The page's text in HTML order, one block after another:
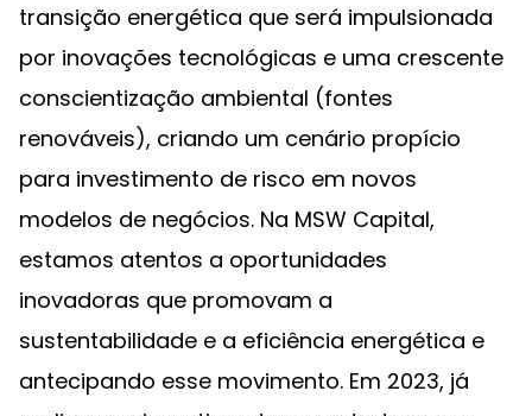
transição energética que será impulsionada
por inovações tecnológicas e uma crescente
conscientização ambiental (fontes
renováveis), criando um cenário propício
para investimento de risco em novos
modelos de negócios. Na MSW Capital,
estamos atentos a oportunidades
inovadoras que promovam a
sustentabilidade e a eficiência energética e
antecipando esse movimento. Em 2023, já